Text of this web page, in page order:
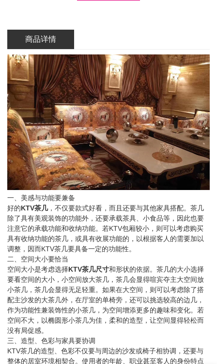
商品详情
一、美感与功能要兼备
好的KTV茶几，不仅要款式好看，而且还要与其他家具搭配。茶几
除了具有美观装饰的功能外，还要承载茶具、小食品等，因此也要
注意它的承载功能和收纳功能。若KTV包厢较小，则可以考虑购买
具有收纳功能的茶几，或具有收展功能的，以根据客人的需要加以
调整，因而KTV茶几要具备一定的功能性。
二、空间大小要恰当
空间大小是考虑选择KTV茶几尺寸和形状的依据。茶几的大小选择
要看空间的大小，小空间放大茶几，茶几会显得喧宾夺主大空间放
小茶几，茶几会显得无足轻重。如果在大空间，则可以考虑除了搭
配主沙发的大茶几外，在厅室的单椅旁，还可以挑选较高的边几，
作为功能性兼装饰性的小茶几，为空间增添更多的趣味和变化。若
空间不大，以椭圆形小茶几为佳，柔和的造型，让空间显得轻松而
没有局促感。
三、造型、色彩与家具要协调
KTV茶几的造型、色彩不仅要与周边的沙发或椅子相协调，还要与
整体的居室环境相契合。使用者的年龄、职业甚至客人的身份特点